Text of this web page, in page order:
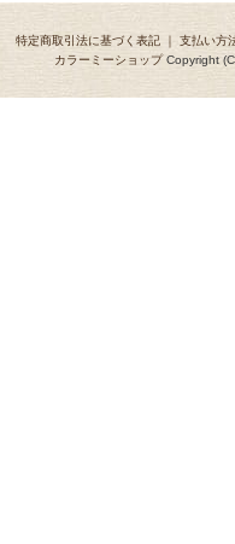
特定商取引法に基づく表記 ｜ 支払い方
カラーミーショップCopyright